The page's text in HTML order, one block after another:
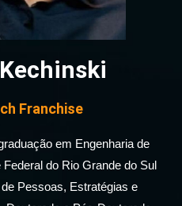
Franchise
em Engenharia de
do Rio Grande do Sul
Pessoas, Estratégias e